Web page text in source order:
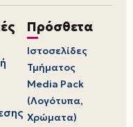
Πρόσθετα
Ιστοσελίδες
Τμήματος
Media Pack
(Λογότυπα,
Χρώματα)